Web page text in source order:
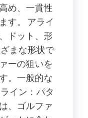
め、一貫性
す。 アライ
ドット、形
まな形状で
ーの狙いを
。一般的な
イン：パタ
、ゴルファ